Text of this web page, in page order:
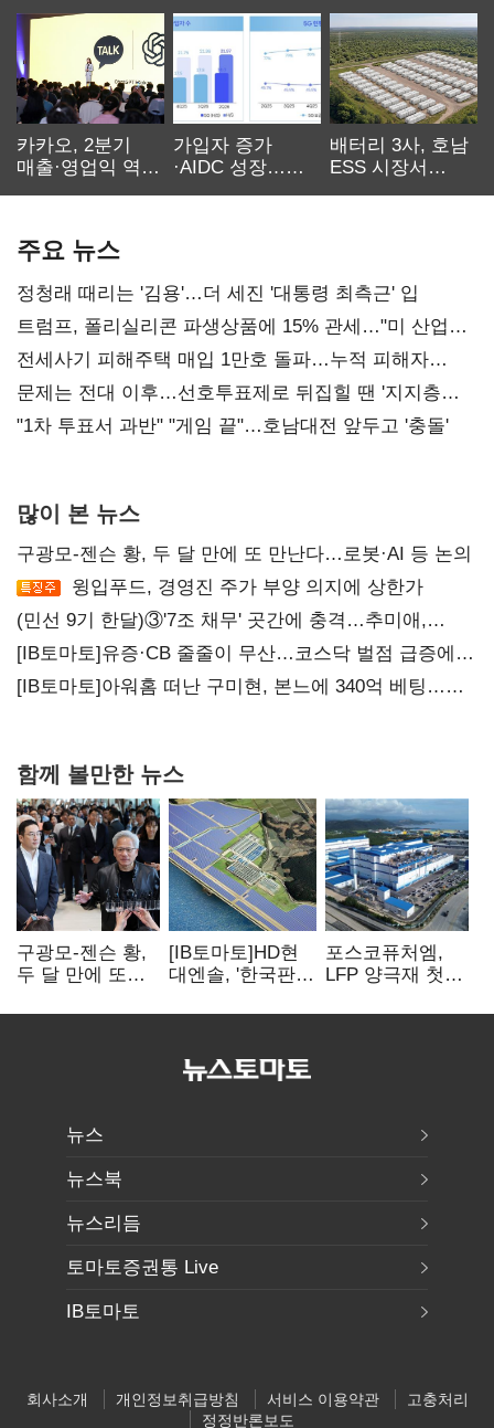
카카오, 2분기
매출·영업익 역대
가입자 증가
·AIDC 성장…
배터리 3사, 호남
ESS 시장서
주요 뉴스
정청래 때리는 '김용'…더 세진 '대통령 최측근' 입
트럼프, 폴리실리콘 파생상품에 15% 관세…"미 산업
재건"
전세사기 피해주택 매입 1만호 돌파…누적 피해자
4만278명
문제는 전대 이후…선호투표제로 뒤집힐 땐 '지지층
불복'
"1차 투표서 과반" "게임 끝"…호남대전 앞두고 '충돌'
많이 본 뉴스
구광모-젠슨 황, 두 달 만에 또 만난다…로봇·AI 등 논의
윙입푸드, 경영진 주가 부양 의지에 상한가
(민선 9기 한달)③'7조 채무' 곳간에 충격…추미애,
20년만에 '비상재정' 선언 승부수
[IB토마토]유증·CB 줄줄이 무산…코스닥 벌점 급증에
상폐 압박
[IB토마토]아워홈 떠난 구미현, 본느에 340억 베팅…
함께 볼만한 뉴스
구광모-젠슨 황,
두 달 만에 또
등 논의
[IB토마토]HD현
대엔솔, '한국판
세액공제 선택이
포스코퓨처엠,
LFP 양극재 첫
ESS 시장 공략
뉴스
뉴스북
뉴스리듬
토마토증권통 Live
IB토마토
회사소개 개인정보취급방침 서비스 이용약관
고충처리
정정반론보도